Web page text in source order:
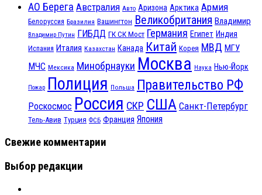
АО Берега Австралия Авто Аризона Арктика Армия
Белоруссия Бразилия Вашингтон Великобритания Владимир
Владимир Путин ГИБДД ГК СК Мост Германия Египет Индия
Испания Италия Казахстан Канада Китай Корея МВД МГУ
МЧС Мексика Минобрнауки Москва Наука Нью-Йорк
Пожар Полиция Польша Правительство РФ
Роскосмос Россия СКР США Санкт-Петербург
Тель-Авив Турция ФСБ Франция Япония
Свежие комментарии
Выбор редакции